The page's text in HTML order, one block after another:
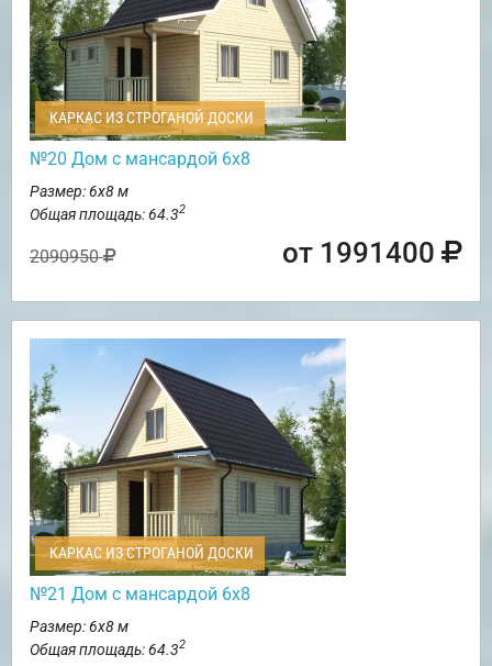
КАРКАС ИЗ СТРОГАНОЙ ДОСКИ
№20 Дом с мансардой 6х8
Размер: 6х8 м
Общая площадь: 64.32
2090950 от 1991400
КАРКАС ИЗ СТРОГАНОЙ ДОСКИ
№21 Дом с мансардой 6х8
Размер: 6х8 м
Общая площадь: 64.32